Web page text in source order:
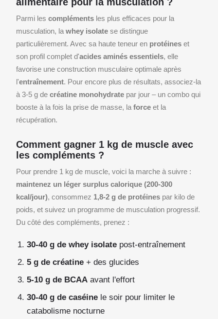
Parmi les compléments les plus efficaces pour la
musculation, la whey isolate se distingue
particulièrement. Avec sa haute teneur en protéines et
son profil complet d'acides aminés essentiels, elle
favorise une construction musculaire optimale après
l'entraînement. Pour encore plus de résultats, associez-la
à 3-5 g de créatine monohydrate par jour – un combo qui
booste à la fois la prise de masse, la force et la
récupération.
Comment gagner 1 kg de muscle avec
les compléments ?
Pour prendre 1 kg de muscle, voici la marche à suivre :
maintenez un léger surplus calorique (200-300
kcal/jour), consommez 1,8-2 g de protéines par kilo de
poids, et suivez un programme de musculation progressif.
Du côté des compléments, prenez :
30-40 g de whey isolate post-entraînement
5 g de créatine + des glucides
5-10 g de BCAA avant l'effort
30-40 g de caséine le soir pour limiter le
catabolisme nocturne